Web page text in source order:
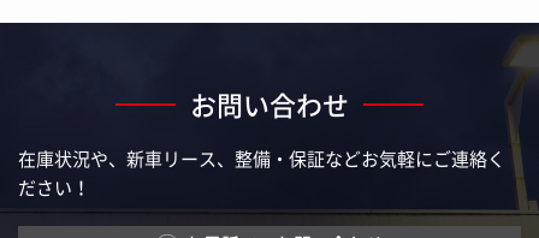
お問い合わせ
在庫状況や、新車リース、整備・保証などお気軽にご連絡く
ださい！